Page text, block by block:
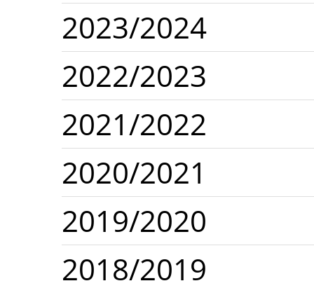
2023/2024
2022/2023
2021/2022
2020/2021
2019/2020
2018/2019